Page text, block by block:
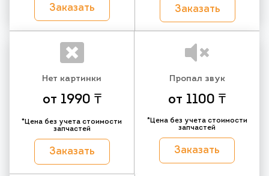
Заказать Заказать
Нет картинки
от 1990 ₸
*Цена без учета стоимости
запчастей
Заказать
Пропал звук
от 1100 ₸
*Цена без учета стоимости
запчастей
Заказать